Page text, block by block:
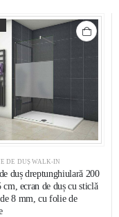
DE DUȘ WALK-IN
duș dreptunghiulară 200
ecran de duș cu sticlă
8 mm, cu folie de